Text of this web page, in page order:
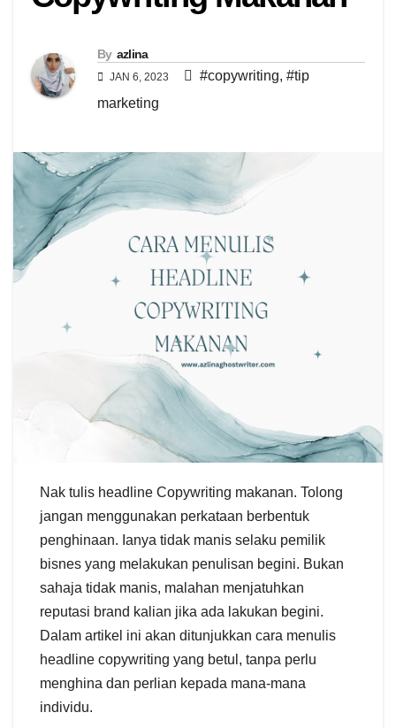
By azlina
JAN 6, 2023 #copywriting, #tip
marketing
Nak tulis headline Copywriting makanan. Tolong
jangan menggunakan perkataan berbentuk
penghinaan. Ianya tidak manis selaku pemilik
bisnes yang melakukan penulisan begini. Bukan
sahaja tidak manis, malahan menjatuhkan
reputasi brand kalian jika ada lakukan begini.
Dalam artikel ini akan ditunjukkan cara menulis
headline copywriting yang betul, tanpa perlu
menghina dan perlian kepada mana-mana
individu.